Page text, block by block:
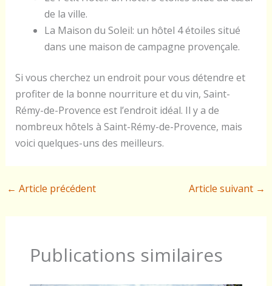
de la ville.
La Maison du Soleil: un hôtel 4 étoiles situé
dans une maison de campagne provençale.
Si vous cherchez un endroit pour vous détendre et
profiter de la bonne nourriture et du vin, Saint-
Rémy-de-Provence est l’endroit idéal. Il y a de
nombreux hôtels à Saint-Rémy-de-Provence, mais
voici quelques-uns des meilleurs.
← Article précédent Article suivant →
Publications similaires